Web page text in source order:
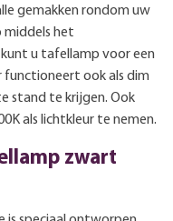
gemakken rondom uw
middels het
kunt u tafellamp voor een
functioneert ook als dim
stand te krijgen. Ook
als lichtkleur te nemen.
zwart